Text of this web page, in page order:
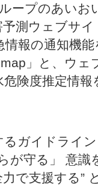
ープのあいお
測ウェブサ
報の通知機
」と、ウェ
険度推定情
るガイドライ
が守る」 意
で支援する”